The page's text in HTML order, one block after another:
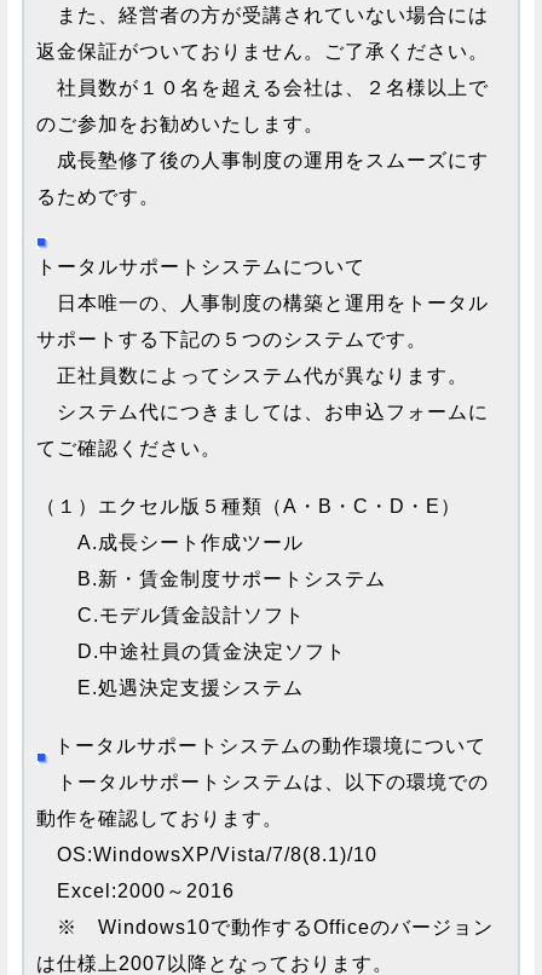
また、経営者の方が受講されていない場合には
返金保証がついておりません。ご了承ください。
社員数が１０名を超える会社は、２名様以上で
のご参加をお勧めいたします。
成長塾修了後の人事制度の運用をスムーズにす
るためです。
トータルサポートシステムについて
日本唯一の、人事制度の構築と運用をトータル
サポートする下記の５つのシステムです。
正社員数によってシステム代が異なります。
システム代につきましては、お申込フォームに
てご確認ください。
（１）エクセル版５種類（A・B・C・D・E）
A.成長シート作成ツール
B.新・賃金制度サポートシステム
C.モデル賃金設計ソフト
D.中途社員の賃金決定ソフト
E.処遇決定支援システム
トータルサポートシステムの動作環境について
トータルサポートシステムは、以下の環境での
動作を確認しております。
OS:WindowsXP/Vista/7/8(8.1)/10
Excel:2000～2016
※ Windows10で動作するOfficeのバージョン
は仕様上2007以降となっております。